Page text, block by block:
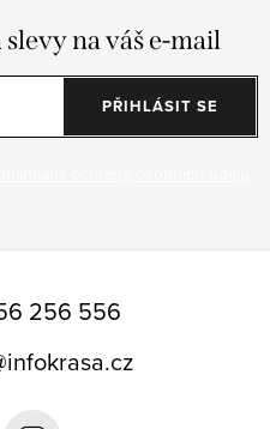
na váš e-mail
PŘIHLÁSIT SE
256 556
infokrasa.cz